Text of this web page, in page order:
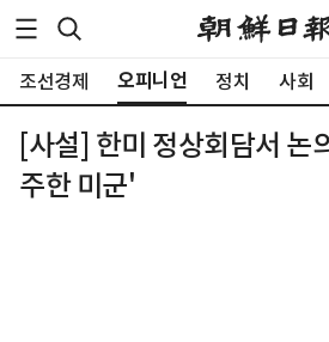
조선경제 오피니언 정치 사회
[사설] 한미 정상회담서 논
주한 미군'